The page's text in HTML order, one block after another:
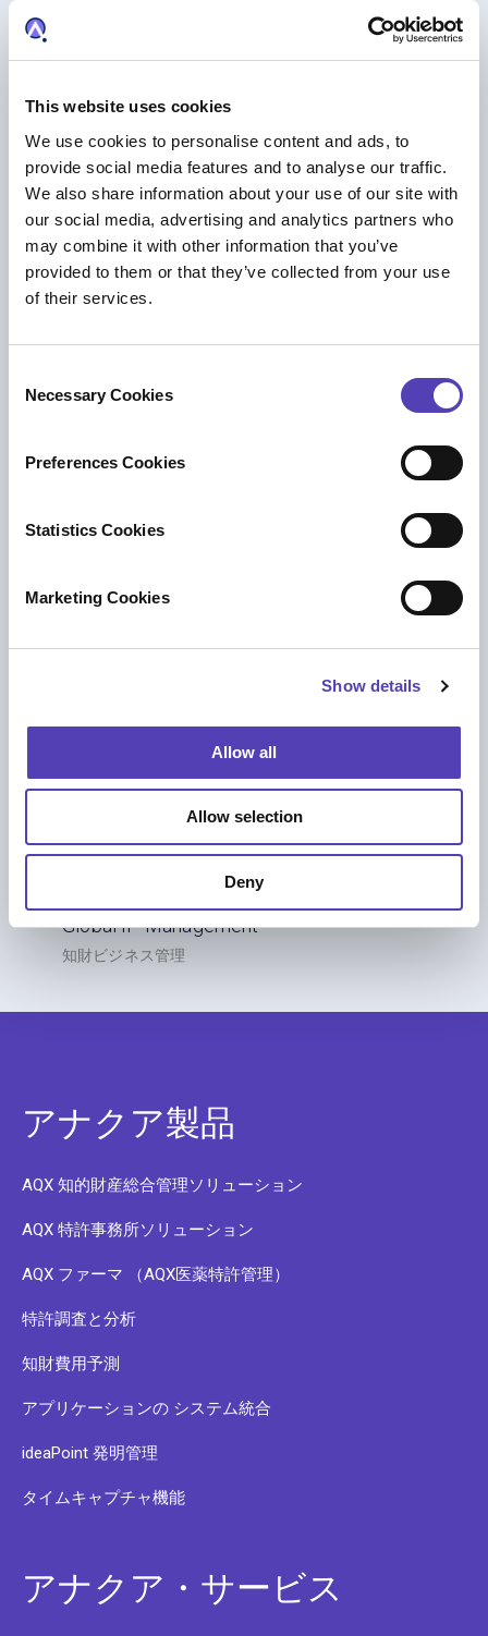
This website uses cookies
We use cookies to personalise content and ads, to
provide social media features and to analyse our traffic.
We also share information about your use of our site with
our social media, advertising and analytics partners who
may combine it with other information that you’ve
provided to them or that they’ve collected from your use
of their services.
Necessary Cookies
Preferences Cookies
Statistics Cookies
Marketing Cookies
Show details
Allow all
Allow selection
Deny
Pinsent Masons Elevates IP Innovation
知財ビジネス管理
Pinsent Masons on the Future of IP, AI and
知財ビジネス管理
Innomotics Selects Anaqua to Power
Global IP Management
知財ビジネス管理
アナクア製品
AQX 知的財産総合管理ソリューション
AQX 特許事務所ソリューション
AQX ファーマ （AQX医薬特許管理）
特許調査と分析
知財費用予測
アプリケーションの システム統合
ideaPoint 発明管理
タイムキャプチャ機能
アナクア・サービス